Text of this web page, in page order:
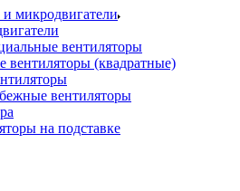
микродвигатели
вентиляторы
вентиляторы (квадратные)
вентиляторы
на подставке